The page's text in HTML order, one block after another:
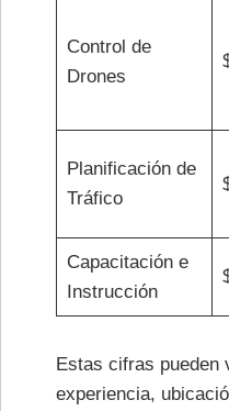
Control de
Drones
Planificación de
Tráfico
Capacitación e
Instrucción
Estas cifras pueden
experiencia,